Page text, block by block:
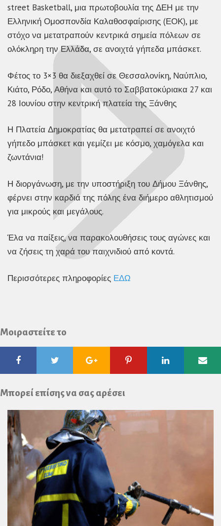
street Basketball, μια πρωτοβουλία της ΔΕΗ με την
Ελληνική Ομοσπονδία Καλαθοσφαίρισης (ΕΟΚ), με
στόχο να μετατραπούν κεντρικά σημεία πόλεων σε
ολόκληρη την Ελλάδα, σε ανοιχτά γήπεδα μπάσκετ.
Φέτος το 3×3 θα διεξαχθεί σε Θεσσαλονίκη, Ναύπλιο,
Κιάτο, Ρόδο, Αθήνα και αυτό το Σαββατοκύριακα 27 και
28 Ιουνίου στην κεντρική πλατεία της Ξάνθης
Η Πλατεία Δημοκρατίας θα μετατραπεί σε ανοιχτό
γήπεδο μπάσκετ και γεμίζει με κόσμο, χαμόγελα και
ζωντάνια!
Η διοργάνωση, με την υποστήριξη του Δήμου Ξάνθης,
φέρνει στην καρδιά της πόλης ένα διήμερο αθλητισμού
για μικρούς και μεγάλους.
Έλα να παίξεις, να παρακολουθήσεις τους αγώνες και
να ζήσεις τη χαρά του παιχνιδιού από κοντά.
Περισσότερες πληροφορίες ΕΔΩ
Μοιραστείτε το
FacebookTwitter Google
Plus
Pinterest Linkedin
Μπορεί επίσης να σας αρέσει